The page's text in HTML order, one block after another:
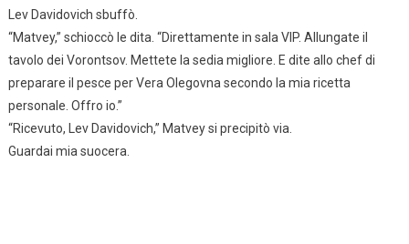
Lev Davidovich sbuffò.
“Matvey,” schioccò le dita. “Direttamente in sala VIP. Allungate il
tavolo dei Vorontsov. Mettete la sedia migliore. E dite allo chef di
preparare il pesce per Vera Olegovna secondo la mia ricetta
personale. Offro io.”
“Ricevuto, Lev Davidovich,” Matvey si precipitò via.
Guardai mia suocera.